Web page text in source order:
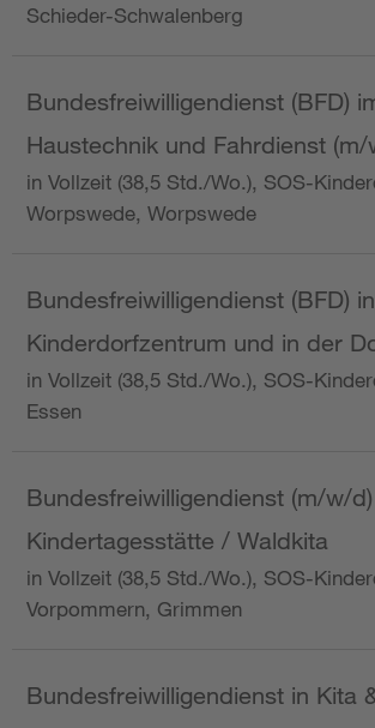
Schieder-Schwalenberg
Bundesfreiwilligendienst (BFD)
Haustechnik und Fahrdienst (m/
in Vollzeit (38,5 Std./Wo.), SOS-
Worpswede, Worpswede
Bundesfreiwilligendienst (BFD)
Kinderdorfzentrum und in der
in Vollzeit (38,5 Std./Wo.), SOS-
Essen
Bundesfreiwilligendienst (m/w/
Kindertagesstätte / Waldkita
in Vollzeit (38,5 Std./Wo.), SOS-
Vorpommern, Grimmen
Bundesfreiwilligendienst in Kita